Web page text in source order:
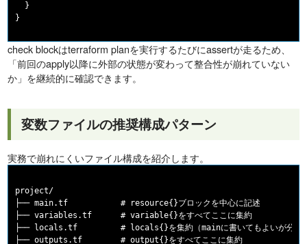
  }
check blockはterraform planを実行するたびにassertが走るため、
「前回のapply以降に外部の状態が変わって整合性が崩れていない
か」を継続的に確認できます。
変数ファイルの推奨構成パターン
実務で崩れにくいファイル構成を紹介します。
project/
├── main.tf           # resource{}ブロックを中心に記述
├── variables.tf      # variable{}をすべてここに集約
├── locals.tf         # locals{}を集約（mainに書いてもよいが分離
├── outputs.tf        # output{}をすべてここに集約